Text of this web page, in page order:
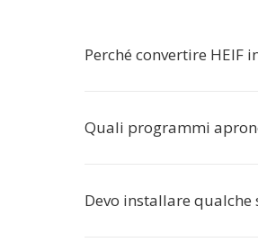
Perché convertire HEIF
Quali programmi
Devo installare qualche